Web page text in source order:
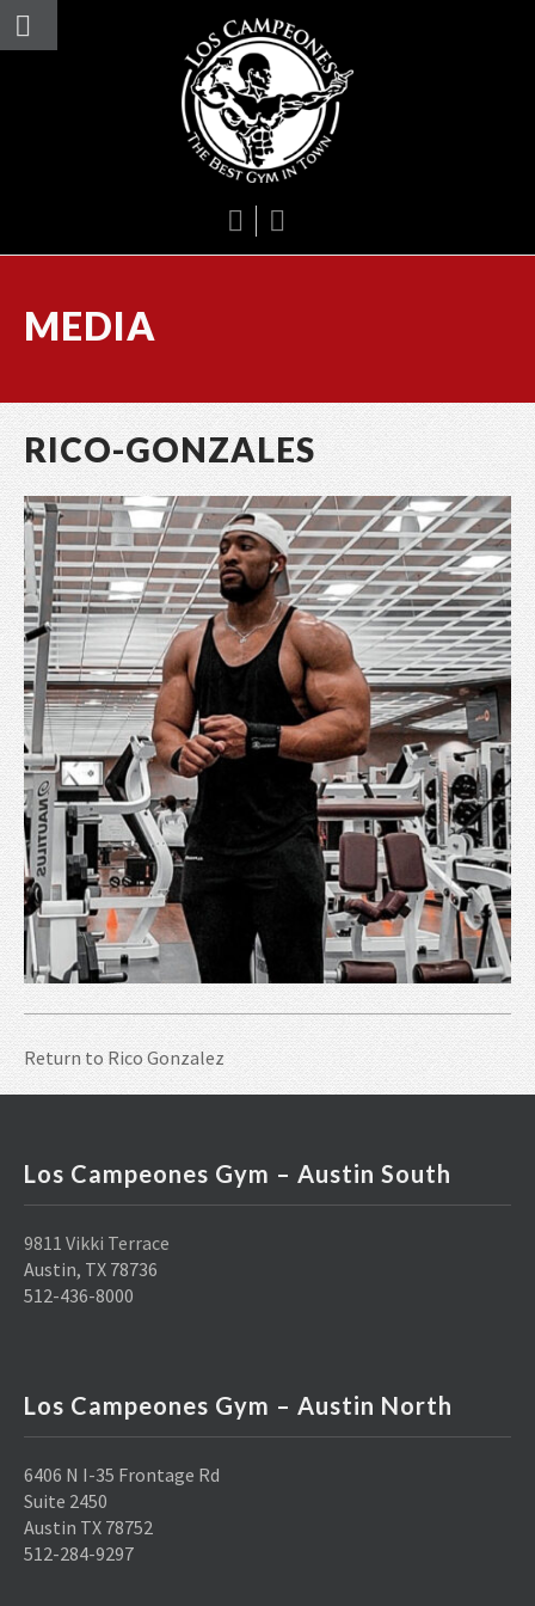
MEDIA
RICO-GONZALES
Return to Rico Gonzalez
Los Campeones Gym – Austin South
9811 Vikki Terrace
Austin, TX 78736
512-436-8000
Los Campeones Gym – Austin North
6406 N I-35 Frontage Rd
Suite 2450
Austin TX 78752
512-284-9297